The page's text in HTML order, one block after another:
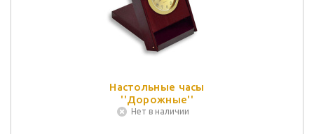
Настольные часы
''Дорожные''
Нет в наличии